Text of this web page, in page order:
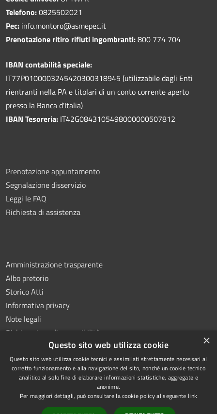
Telefono:0825502021
Pec: info.montoro@asmepec.it
Prenotazione ritiro rifiuti ingombranti:800 774 704
IBAN contabilità speciale:
IT77P0100003245420300318945 (utilizzabile dagli Enti
rientranti nella PA e titolari di un conto corrente aperto
presso la Banca d'Italia)
IBAN Tesoreria: IT42G0843105498000000507812
Prenotazione appuntamento
Segnalazione disservizio
Leggi le FAQ
Richiesta di assistenza
Amministrazione trasparente
Albo pretorio
Storico Atti
Informativa privacy
Note legali
Dichiarazione di accessibilità
RSS
Accessibilità
Copyright © 2026 • Comune di
Montoro • Powered by
Municipium•Accesso
×
Questo sito web utilizza cookie
Questo sito web utilizza cookie tecnici e assimilati strettamente necessari al
corretto funzionamento e alla navigazione del sito, nonché un cookie tecnico
analitico al solo fine di elaborare informazioni statistiche, aggregate e
anonime.
Per maggiori dettagli, può consultare la cookie policy al seguente link